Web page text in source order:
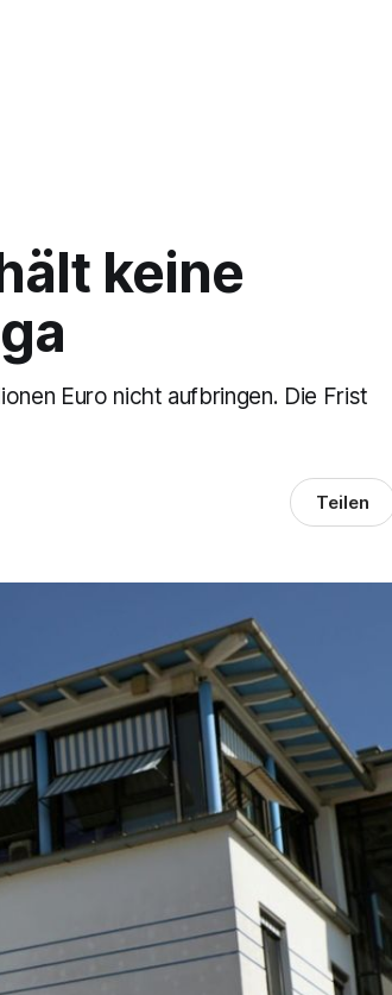
keine
Euro nicht aufbringen. Die Frist
Teilen